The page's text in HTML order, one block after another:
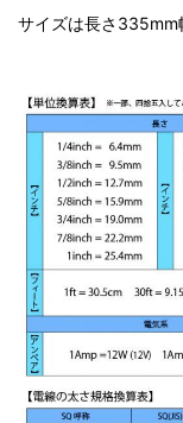
サイズは長さ335mm